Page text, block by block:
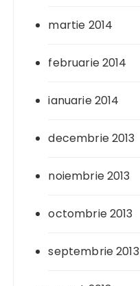
martie 2014
februarie 2014
ianuarie 2014
decembrie 2013
noiembrie 2013
octombrie 2013
septembrie 2013